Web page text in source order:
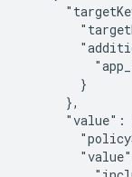
        }
      },
"value":